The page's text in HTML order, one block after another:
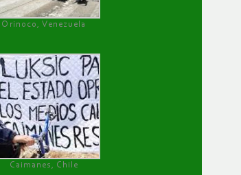
Orinoco, Venezuela
Caimanes, Chile